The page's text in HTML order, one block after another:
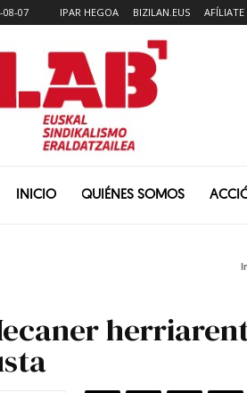
08-07 IPAR HEGOA BIZILAN.EUS AFÍLIATE
INICIO QUIÉNES SOMOS